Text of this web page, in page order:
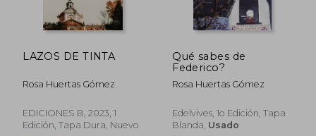
LAZOS DE TINTA
Rosa Huertas Gómez
EDICIONES B, 2023, 1
Edición, Tapa Dura, Nuevo
Qué sabes de
Federico?
Rosa Huertas Gómez
Edelvives, 1o Edición, Tapa
Blanda, Usado